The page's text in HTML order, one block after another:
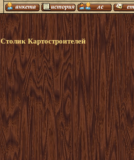
Столик Картостроителей